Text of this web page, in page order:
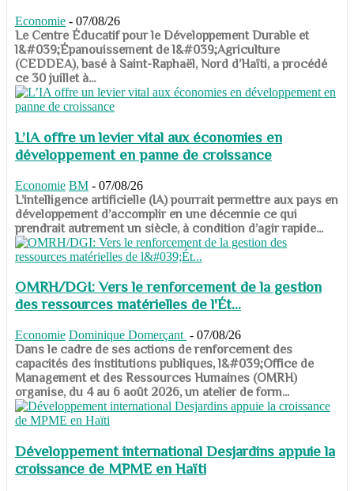
Economie - 07/08/26
​​​​​​​Le Centre Éducatif pour le Développement Durable et
l&#039;Épanouissement de l&#039;Agriculture
(CEDDEA), basé à Saint-Raphaël, Nord d’Haïti, a procédé
ce 30 juillet à...
L’IA offre un levier vital aux économies en
développement en panne de croissance
Economie BM - 07/08/26
​​​​​​​L’intelligence artificielle (IA) pourrait permettre aux pays en
développement d’accomplir en une décennie ce qui
prendrait autrement un siècle, à condition d’agir rapide...
OMRH/DGI: Vers le renforcement de la gestion
des ressources matérielles de l'Ét...
Economie Dominique Domerçant - 07/08/26
Dans le cadre de ses actions de renforcement des
capacités des institutions publiques, l&#039;Office de
Management et des Ressources Humaines (OMRH)
organise, du 4 au 6 août 2026, un atelier de form...
Développement international Desjardins appuie la
croissance de MPME en Haïti